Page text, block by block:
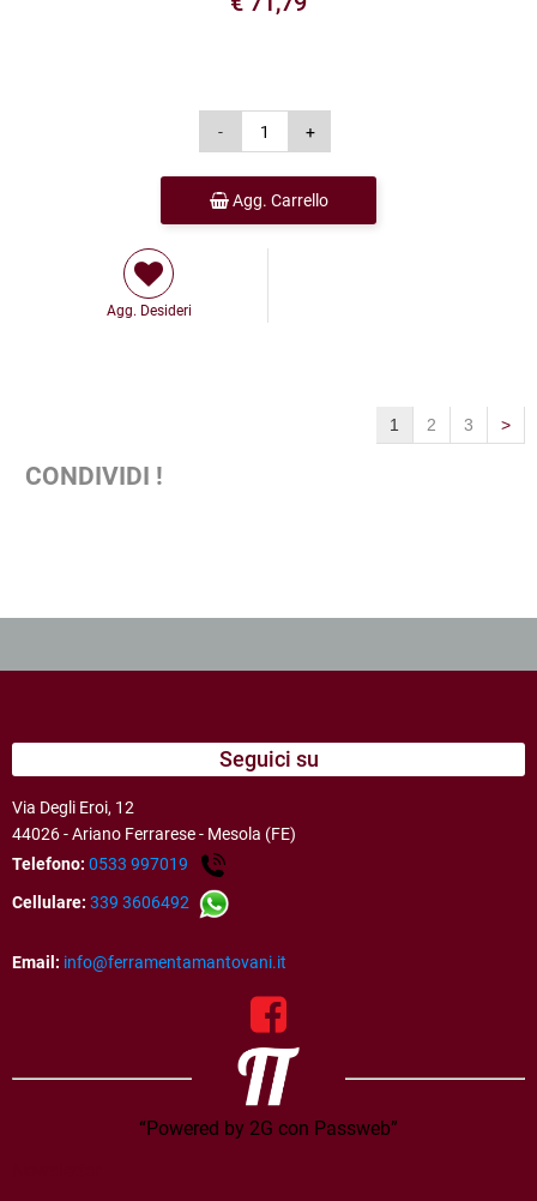
Agg. Carrello
Agg. Desideri
1 2 3 >
CONDIVIDI !
Seguici su
Via Degli Eroi, 12
44026 - Ariano Ferrarese - Mesola (FE)
Telefono: 0533 997019
Cellulare: 339 3606492
Email: info@ferramentamantovani.it
“Powered by 2G con Passweb”